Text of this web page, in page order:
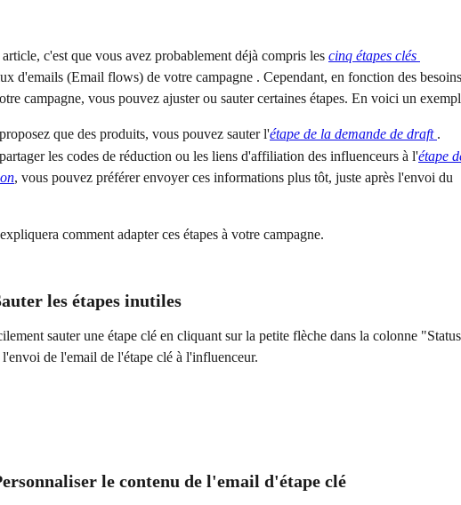
c'est que vous avez probablement déjà compris les cinq étapes clés
d'emails (Email flows) de votre campagne . Cependant, en fonction des besoins
campagne, vous pouvez ajuster ou sauter certaines étapes. En voici un
que des produits, vous pouvez sauter l'étape de la demande de draft .
les codes de réduction ou les liens d'affiliation des influenceurs à l'étape
, vous pouvez préférer envoyer ces informations plus tôt, juste après l'envoi du
comment adapter ces étapes à votre campagne.
les étapes inutiles
sauter une étape clé en cliquant sur la petite flèche dans la colonne
l'envoi de l'email de l'étape clé à l'influenceur.
le contenu de l'email d'étape clé